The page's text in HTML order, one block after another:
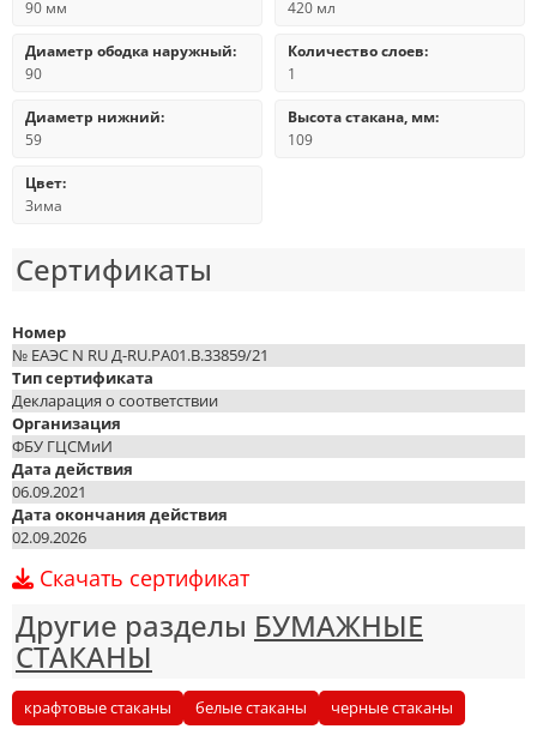
90 мм 420 мл
Диаметр ободка наружный:
90
Количество слоев:
1
Диаметр нижний:
59
Высота стакана, мм:
109
Цвет:
Зима
Сертификаты
Номер
№ ЕАЭС N RU Д-RU.РА01.В.33859/21
Тип сертификата
Декларация о соответствии
Организация
ФБУ ГЦСМиИ
Дата действия
06.09.2021
Дата окончания действия
02.09.2026
Скачать сертификат
Другие разделы БУМАЖНЫЕ
СТАКАНЫ
крафтовые стаканы белые стаканы черные стаканы